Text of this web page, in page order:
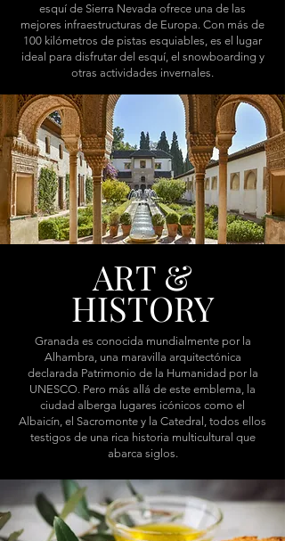
esquí de Sierra Nevada ofrece una de las
mejores infraestructuras de Europa. Con más de
100 kilómetros de pistas esquiables, es el lugar
ideal para disfrutar del esquí, el snowboarding y
otras actividades invernales.
ART &
HISTORY
Granada es conocida mundialmente por la
Alhambra, una maravilla arquitectónica
declarada Patrimonio de la Humanidad por la
UNESCO. Pero más allá de este emblema, la
ciudad alberga lugares icónicos como el
Albaicín, el Sacromonte y la Catedral, todos ellos
testigos de una rica historia multicultural que
abarca siglos.